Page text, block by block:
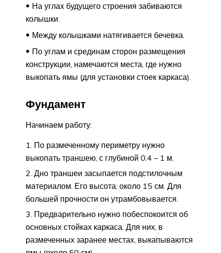
На углах будущего строения забиваются
колышки.
Между колышками натягивается бечевка.
По углам и срединам сторон размещения
конструкции, намечаются места, где нужно
выкопать ямы (для установки стоек каркаса).
Фундамент
Начинаем работу:
По размеченному периметру нужно
выкопать траншею, с глубиной 0.4 – 1 м.
Дно траншеи засыпается подстилочным
материалом. Его высота: около 15 см. Для
большей прочности он утрамбовывается.
Предварительно нужно побеспокоится об
основных стойках каркаса. Для них, в
размеченных заранее местах, выкапываются